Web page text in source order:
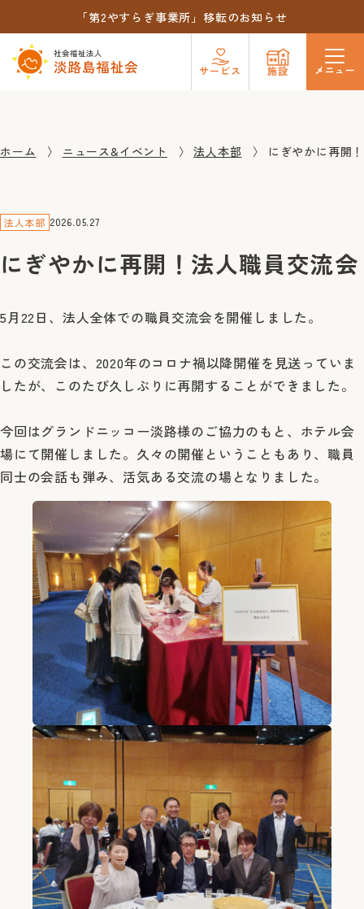
「第2やすらぎ事業所」移転のお知らせ
サービス 施設 メニュー
ホーム ニュース&イベント 法人本部 にぎやかに再開
法人本部 2026.05.27
にぎやかに再開！法人職員交流会
5月22日、法人全体での職員交流会を開催しました。
この交流会は、2020年のコロナ禍以降開催を見送っていま
したが、このたび久しぶりに再開することができました。
今回はグランドニッコー淡路様のご協力のもと、ホテル会
場にて開催しました。久々の開催ということもあり、職員
同士の会話も弾み、活気ある交流の場となりました。